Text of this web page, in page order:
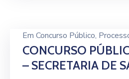
Em Concurso Público‚
CONCURSO
– SECRETARIA DE